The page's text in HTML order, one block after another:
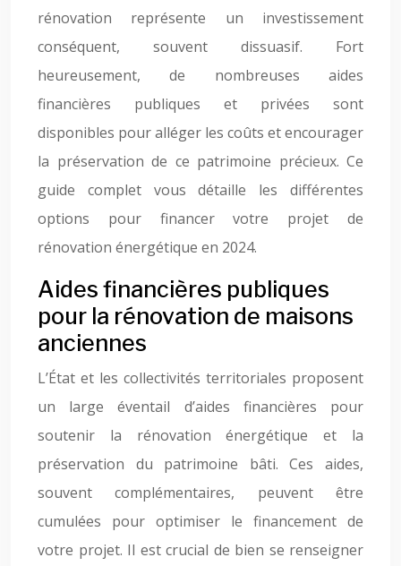
rénovation représente un investissement
conséquent, souvent dissuasif. Fort
heureusement, de nombreuses aides
financières publiques et privées sont
disponibles pour alléger les coûts et encourager
la préservation de ce patrimoine précieux. Ce
guide complet vous détaille les différentes
options pour financer votre projet de
rénovation énergétique en 2024.
Aides financières publiques
pour la rénovation de maisons
anciennes
L’État et les collectivités territoriales proposent
un large éventail d’aides financières pour
soutenir la rénovation énergétique et la
préservation du patrimoine bâti. Ces aides,
souvent complémentaires, peuvent être
cumulées pour optimiser le financement de
votre projet. Il est crucial de bien se renseigner